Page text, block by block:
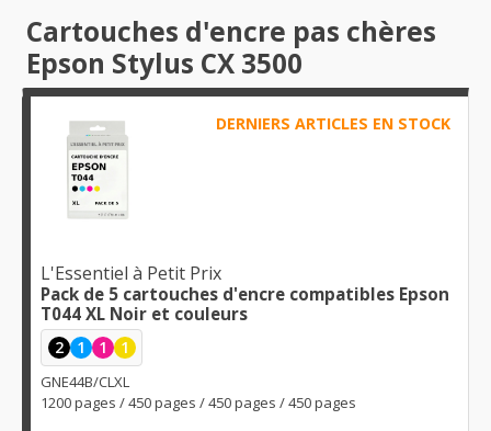
Cartouches d'encre pas chères
Epson Stylus CX 3500
DERNIERS ARTICLES EN STOCK
L'Essentiel à Petit Prix
Pack de 5 cartouches d'encre compatibles Epson
T044 XL Noir et couleurs
2 1 1 1
GNE44B/CLXL
1200 pages / 450 pages / 450 pages / 450 pages